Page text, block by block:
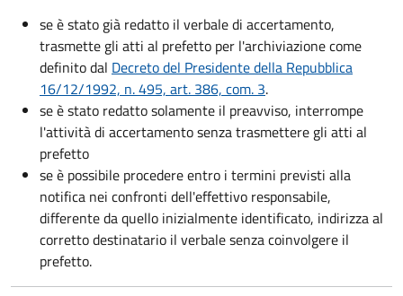
se è stato già redatto il verbale di accertamento,
trasmette gli atti al prefetto per l'archiviazione come
definito dal Decreto del Presidente della Repubblica
16/12/1992, n. 495, art. 386, com. 3.
se è stato redatto solamente il preavviso, interrompe
l'attività di accertamento senza trasmettere gli atti al
prefetto
se è possibile procedere entro i termini previsti alla
notifica nei confronti dell'effettivo responsabile,
differente da quello inizialmente identificato, indirizza al
corretto destinatario il verbale senza coinvolgere il
prefetto.